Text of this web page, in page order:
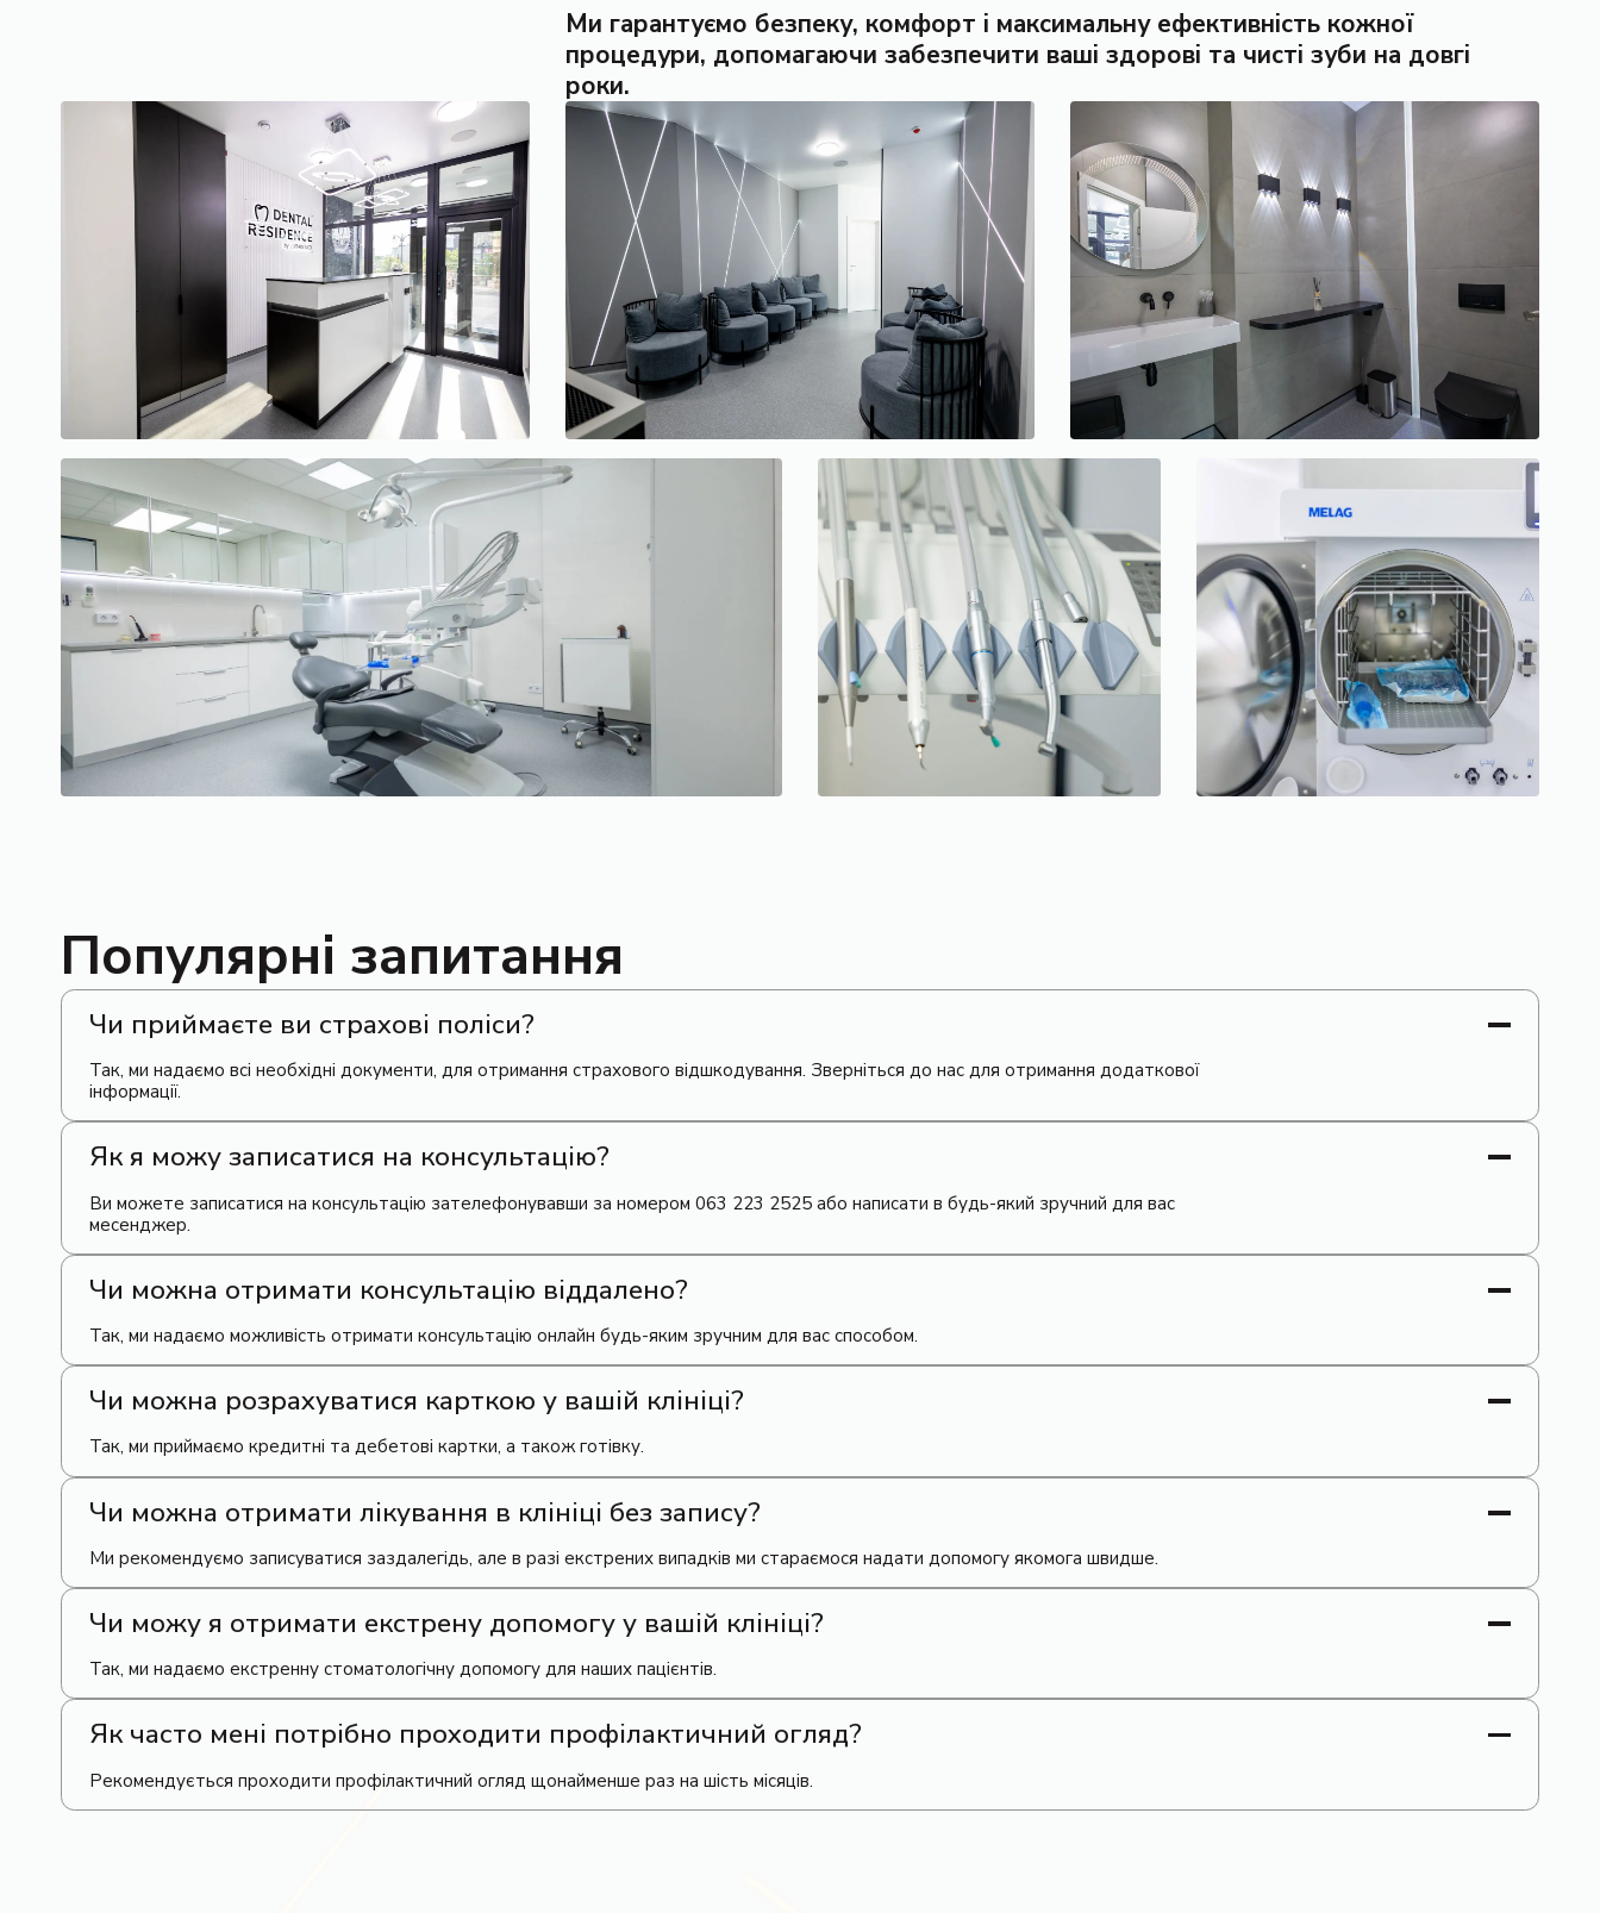
Ми гарантуємо безпеку, комфорт і максимальну ефективність кожної
процедури, допомагаючи забезпечити ваші здорові та чисті зуби на довгі
роки.
Популярні запитання
Чи приймаєте ви страхові поліси?
Так, ми надаємо всі необхідні документи, для отримання страхового відшкодування. Зверніться до нас для отримання додаткової
інформації.
Як я можу записатися на консультацію?
Ви можете записатися на консультацію зателефонувавши за номером 063 223 2525 або написати в будь-який зручний для вас
месенджер.
Чи можна отримати консультацію віддалено?
Так, ми надаємо можливість отримати консультацію онлайн будь-яким зручним для вас способом.
Чи можна розрахуватися карткою у вашій клініці?
Так, ми приймаємо кредитні та дебетові картки, а також готівку.
Чи можна отримати лікування в клініці без запису?
Ми рекомендуємо записуватися заздалегідь, але в разі екстрених випадків ми стараємося надати допомогу якомога швидше.
Чи можу я отримати екстрену допомогу у вашій клініці?
Так, ми надаємо екстренну стоматологічну допомогу для наших пацієнтів.
Як часто мені потрібно проходити профілактичний огляд?
Рекомендується проходити профілактичний огляд щонайменше раз на шість місяців.